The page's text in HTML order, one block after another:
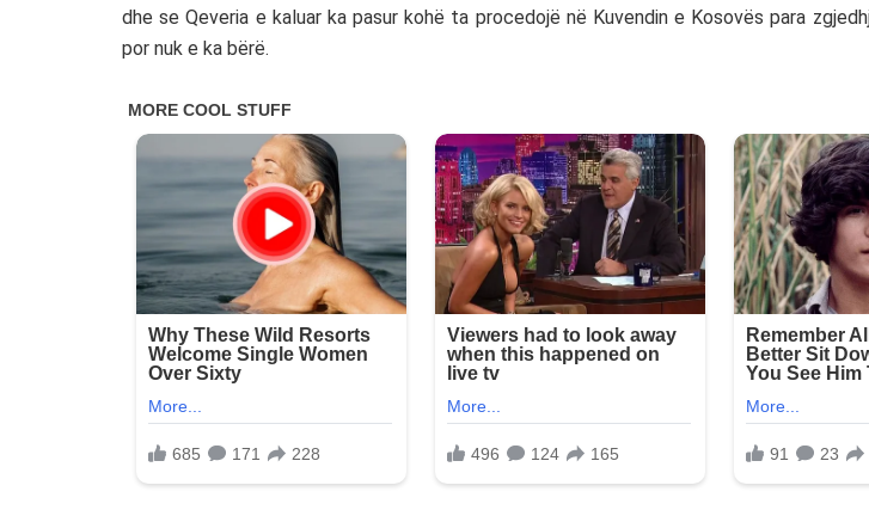
dhe se Qeveria e kaluar ka pasur kohë ta procedojë në Kuvendin e Kosovës para
por nuk e ka bërë.